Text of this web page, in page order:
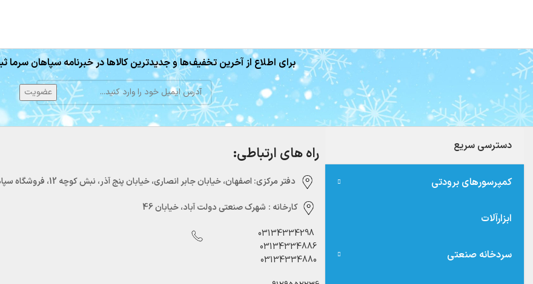
برای اطلاع از آخرین تخفیف‌ها و جدیدترین کالاها در خبرنامه سپاهان سرما
دسترسی سریع
کمپرسورهای برودتی
ابزارآلات
سردخانه صنعتی
راه های ارتباطی:
دفتر مرکزی:‌ اصفهان، خیابان جابر انصاری، خیابان پنج آذر، نبش کوچه 12، فروشگاه سپاهان سرما
کارخانه : شهرک صنعتی دولت آباد، خیابان 46
03134334298
03134334886
03134334880